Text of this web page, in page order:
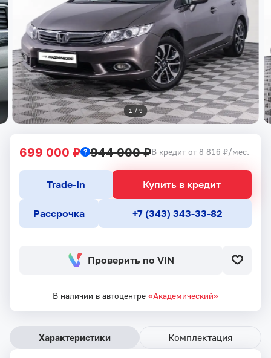
1 / 9
699 000 ₽ 944 000 ₽В кредит от 8 816 ₽/мес.
Купить в кредит
Trade-In
Рассрочка +7 (343) 343-33-82
Проверить по VIN
В наличии в автоцентре «Академический»
Характеристики Комплектация